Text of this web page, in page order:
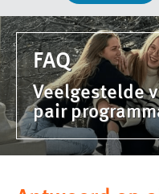
FAQ
Veelgestelde
pair